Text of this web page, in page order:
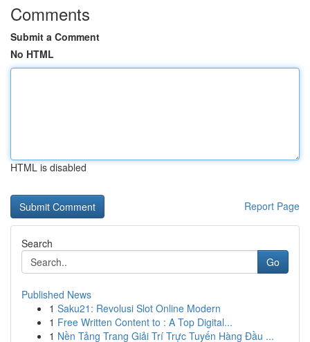
Comments
Submit a Comment
No HTML
HTML is disabled
Report Page
Search
Go
Published News
1 Saku21: Revolusi Slot Online Modern
1 Free Written Content to : A Top Digital...
1 Nền Tảng Trang Giải Trí Trực Tuyến Hàng Đầu ...